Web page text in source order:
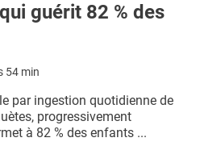
guérit 82 % des
54 min
par ingestion quotidienne de
progressivement
à 82 % des enfants ...